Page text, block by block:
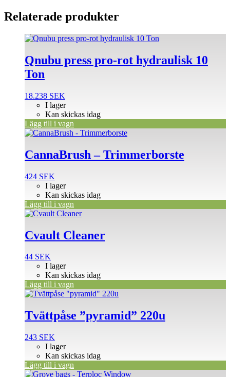
Relaterade produkter
Qnubu press pro-rot hydraulisk 10
Ton
18.238 SEK
I lager
Kan skickas idag
Lägg till i vagn
CannaBrush – Trimmerborste
424 SEK
I lager
Kan skickas idag
Lägg till i vagn
Cvault Cleaner
44 SEK
I lager
Kan skickas idag
Lägg till i vagn
Tvättpåse ”pyramid” 220u
243 SEK
I lager
Kan skickas idag
Lägg till i vagn